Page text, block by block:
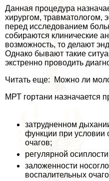
Данная процедypa
хирургом, травматологом,
перед исследованием
собираются клинические
возможность, то делают
Однако бывают такие
экстренно проводить
Читать еще: Можно ли
МРТ гортани назначается
затрудненном
функции при условии
очагов;
регулярной
заложенности
воспалительных